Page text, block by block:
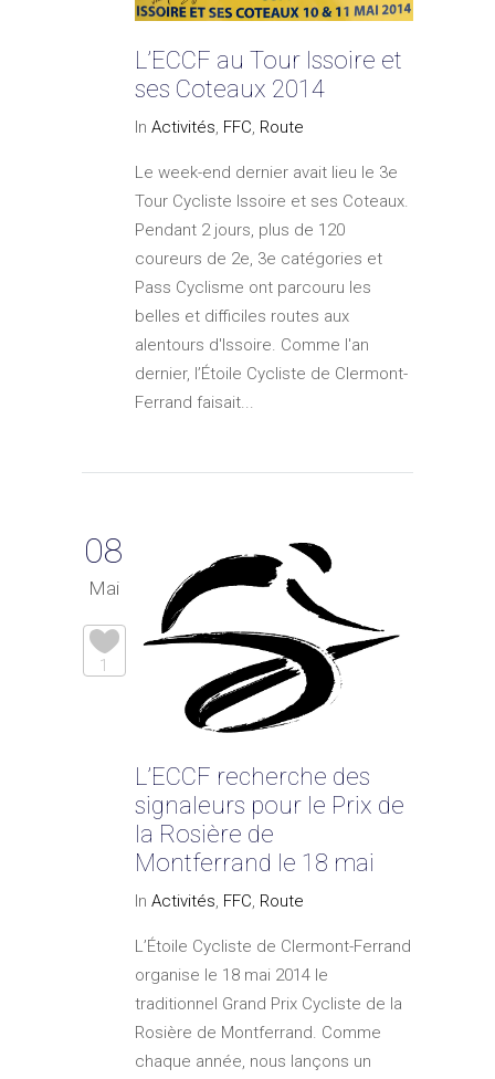
L’ECCF au Tour Issoire et
ses Coteaux 2014
In Activités, FFC, Route
Le week-end dernier avait lieu le 3e
Tour Cycliste Issoire et ses Coteaux.
Pendant 2 jours, plus de 120
coureurs de 2e, 3e catégories et
Pass Cyclisme ont parcouru les
belles et difficiles routes aux
alentours d'Issoire. Comme l'an
dernier, l’Étoile Cycliste de Clermont-
Ferrand faisait...
08
Mai
1
L’ECCF recherche des
signaleurs pour le Prix de
la Rosière de
Montferrand le 18 mai
In Activités, FFC, Route
L’Étoile Cycliste de Clermont-Ferrand
organise le 18 mai 2014 le
traditionnel Grand Prix Cycliste de la
Rosière de Montferrand. Comme
chaque année, nous lançons un